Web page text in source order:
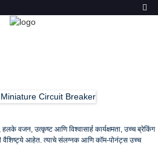
उत्पादन
वजन, उत्कृष्ट आणि विश्वासार्ह कार्यक्षमता, उच्च ब्रेकिंग
वैशिष्ट्ये आहेत. त्याचे संलग्नक आणि कॉम-पोनंट्स उच्च